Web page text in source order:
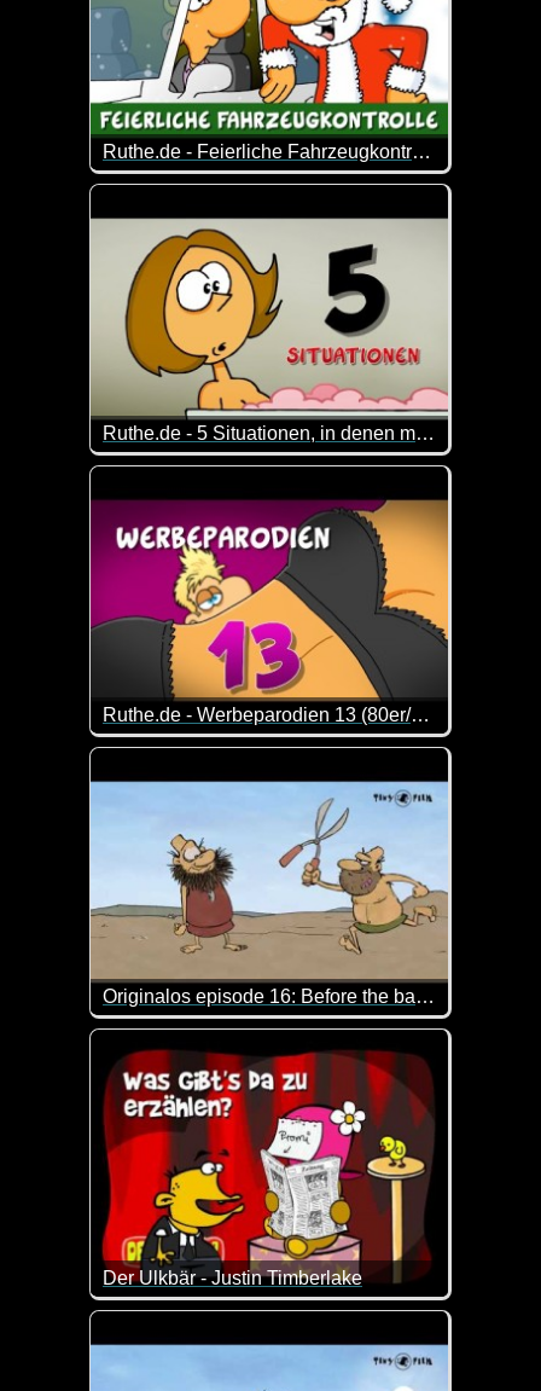
Ruthe.de - Feierliche Fahrzeugkontrolle
Die etwas andere Fahrzeugkontrolle :-)
Ruthe.de - 5 Situationen, in denen man NICHT möchte, dass der Weihnachtsmann kommt
Das sind wirklich Situationen, in denen man den
Ruthe.de - Werbeparodien 13 (80er/90er Special)
Da werden Erinnerungen wach :-) Mit Sicherheit
Originalos episode 16: Before the barber shop
Das ist so blöd, dass man schon wieder lachen
Der Ulkbär - Justin Timberlake
Das ist ein total verrückter und durchgeknallter